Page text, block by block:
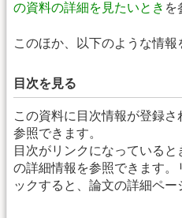
の資料の詳細を見たいとき を
このほか、以下のような情報
目次を見る
この資料に目次情報が登録
参照できます。
目次がリンクになっている
の詳細情報を参照できます。
ックすると、論文の詳細ペー